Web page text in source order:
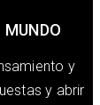
y
y abrir